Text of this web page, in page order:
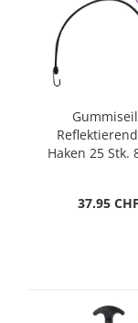
Haken 25 Stk.
37.95 CHF